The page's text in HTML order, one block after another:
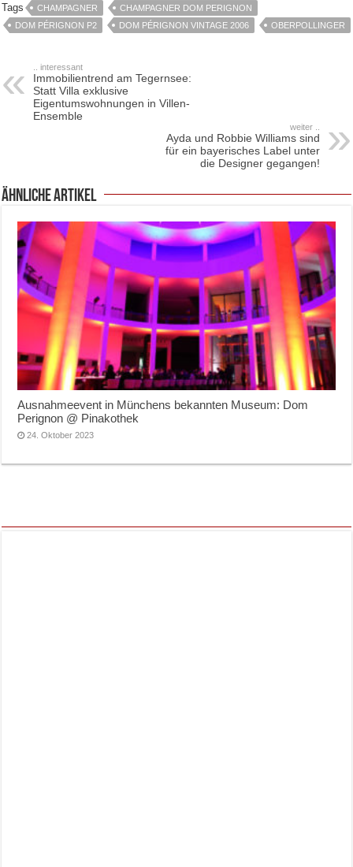
Tags CHAMPAGNER
CHAMPAGNER DOM PERIGNON
DOM PÉRIGNON P2
DOM PÉRIGNON VINTAGE 2006 OBERPOLLINGER
.. interessant
Immobilientrend am Tegernsee:
Statt Villa exklusive
Eigentumswohnungen in Villen-
Ensemble
weiter ..
Ayda und Robbie Williams sind
für ein bayerisches Label unter
die Designer gegangen!
ähnliche Artikel
Ausnahmeevent in Münchens bekannten Museum: Dom
Perignon @ Pinakothek
24. Oktober 2023